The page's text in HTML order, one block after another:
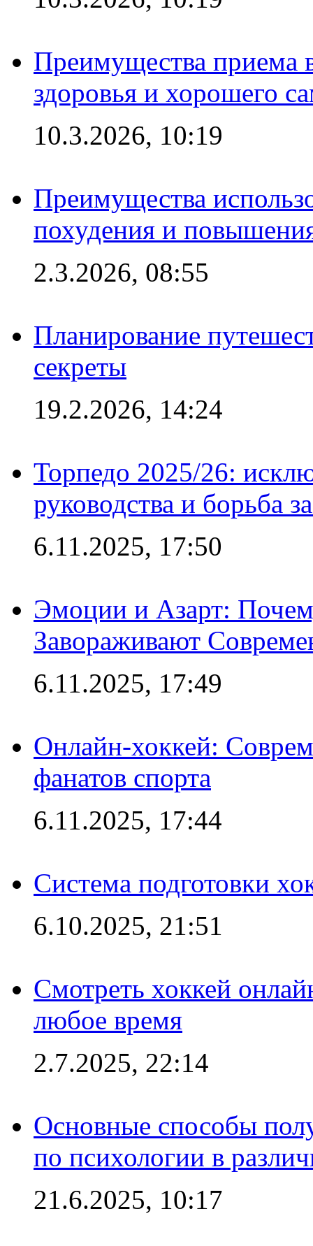
Преимущества приема
здоровья и хорошего
10.3.2026, 10:19
Преимущества
похудения и
2.3.2026, 08:55
Планирование
секреты
19.2.2026, 14:24
Торпедо 2025/26:
руководства и борьба
6.11.2025, 17:50
Эмоции и Азарт:
Завораживают
6.11.2025, 17:49
Онлайн-хоккей:
фанатов спорта
6.11.2025, 17:44
Система подготовки
6.10.2025, 21:51
Смотреть хоккей
любое время
2.7.2025, 22:14
Основные способы
по психологии в
21.6.2025, 10:17